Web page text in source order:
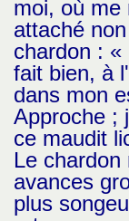
moi, où me
attaché
chardon :
fait bien, à
dans mon
Approche ;
ce maudit
Le
avances
plus